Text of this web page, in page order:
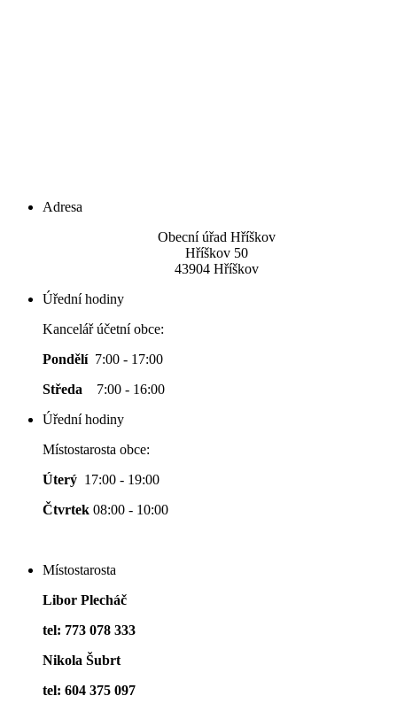
Adresa
Obecní úřad Hříškov
Hříškov 50
43904 Hříškov
Úřední hodiny
Kancelář účetní obce:
Pondělí 7:00 - 17:00
Středa 7:00 - 16:00
Úřední hodiny
Místostarosta obce:
Úterý 17:00 - 19:00
Čtvrtek 08:00 - 10:00
Místostarosta
Libor Plecháč
tel: 773 078 333
Nikola Šubrt
tel: 604 375 097